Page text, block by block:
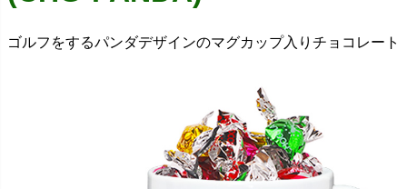
ゴルフをするパンダデザインのマグカップ入りチョコレート